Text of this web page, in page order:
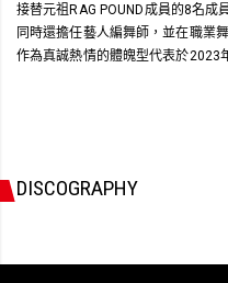
接替元祖RAG POUND成員的8名成
同時還擔任藝人編舞師，並在職業
作為真誠熱情的體魄型代表於2023
DISCOGRAPHY